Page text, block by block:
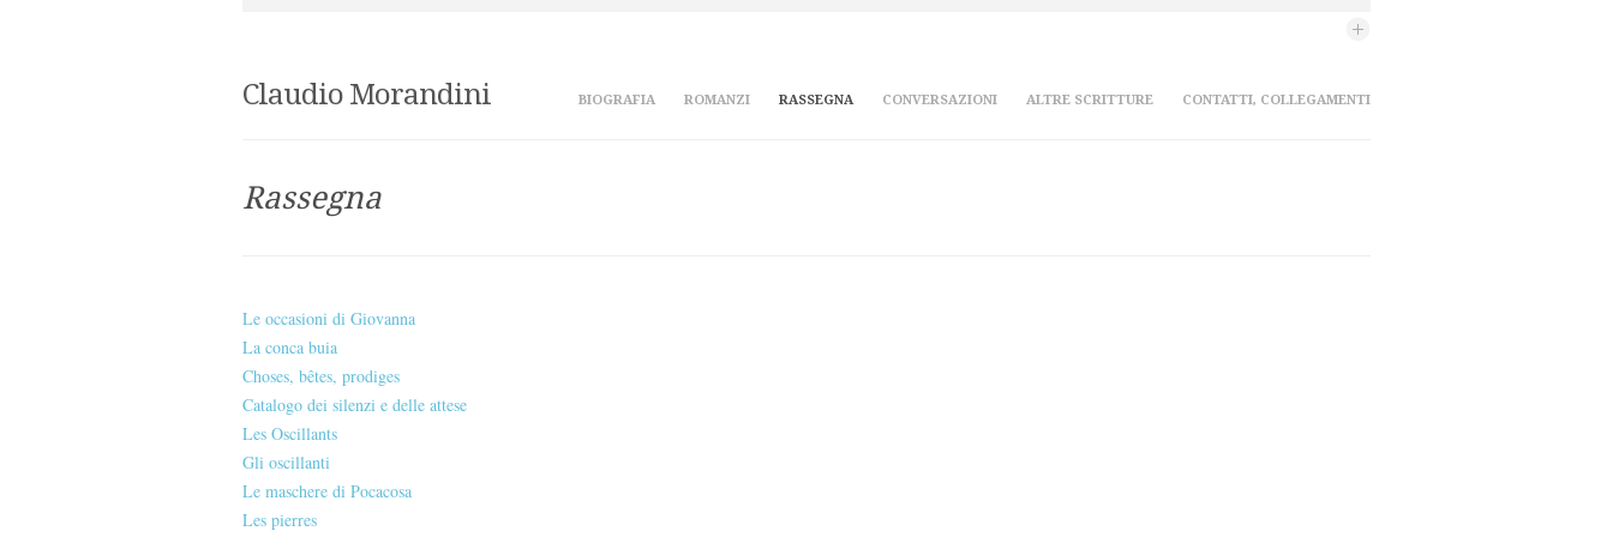
Claudio Morandini BIOGRAFIA ROMANZI RASSEGNA CONVERSAZIONI ALTRE SCRITTURE CONTATTI, COLLEGAMENTI
Rassegna
Le occasioni di Giovanna
La conca buia
Choses, bêtes, prodiges
Catalogo dei silenzi e delle attese
Les Oscillants
Gli oscillanti
Le maschere di Pocacosa
Les pierres